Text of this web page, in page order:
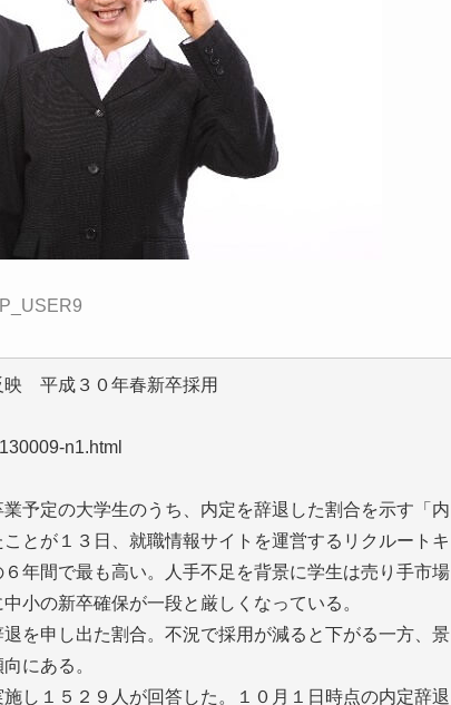
平成３０年春新卒採用
n1.html
予定の大学生のうち、内定を辞退した割合を示す「内
とが１３日、就職情報サイトを運営するリクルートキ
年間で最も高い。人手不足を背景に学生は売り手市場
小の新卒確保が一段と厳しくなっている。
を申し出た割合。不況で採用が減ると下がる一方、景
にある。
し１５２９人が回答した。１０月１日時点の内定辞退